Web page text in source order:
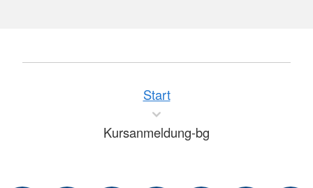
Start
Kursanmeldung-bg